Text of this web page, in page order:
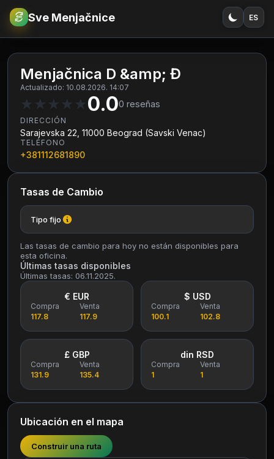
€RSD Sve Menjačnice ES
Menjačnica D &amp; Đ
Actualizado: 10.08.2026. 14:07
★ ★ ★ ★ ★0.00 reseñas
DIRECCIÓN
Sarajevska 22, 11000 Beograd (Savski Venac)
TELÉFONO
+381112681890
Tasas de Cambio
Tipo fijo
Las tasas de cambio para hoy no están disponibles para
esta oficina.
Últimas tasas disponibles
Últimas tasas: 06.11.2025.
€ EUR
Compra
117.8
Venta
117.9
$ USD
Compra
100.1
Venta
102.8
£ GBP
Compra
131.9
Venta
135.4
din RSD
Compra
1
Venta
1
Ubicación en el mapa
Construir una ruta